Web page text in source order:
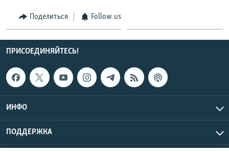
Поделиться Follow us
ПРИСОЕДИНЯЙТЕСЬ!
ИНФО
ПОДДЕРЖКА